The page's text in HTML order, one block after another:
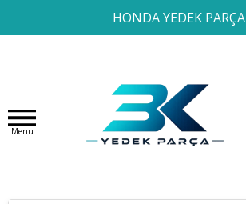
HONDA YEDEK PARÇA
1 2 3 4
Menu